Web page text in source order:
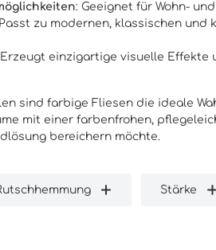
: Geeignet für Wohn-
zu modernen, klassischen und
einzigartige visuelle Effekte
sind farbige Fliesen die ideale
mit einer farbenfrohen,
bereichern möchte.
Stärke